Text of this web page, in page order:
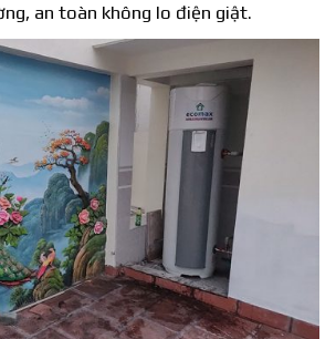
an toàn không lo điện giật.